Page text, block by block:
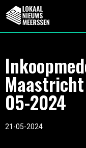
05-2024
21-05-2024